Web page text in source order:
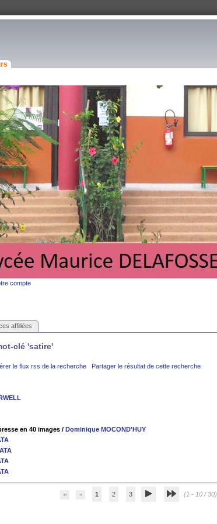
compte
affiliées
clé 'satire'
le flux rss de la recherche
Partager le résultat de cette recherche
en 40 images / Dominique MOCOND'HUY
1 2 3 (1 - 10 / 30)